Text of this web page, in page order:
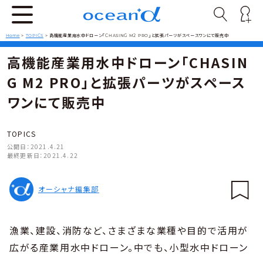
Home > TOPICS >高機能産業用水中ドローン「CHASING M2 PRO」と拡張パーツがスペースワンにて販売中
高機能産業用水中ドローン「CHASIN
G M2 PRO」と拡張パーツがスペース
ワンにて販売中
TOPICS
公開日： 2021.4.21
最終更新日： 2021.4.22
オーシャナ編集部
漁業、建設、消防など、さまざまな業種や目的で活用が
広がる産業用水中ドローン。中でも、小型水中ドローン